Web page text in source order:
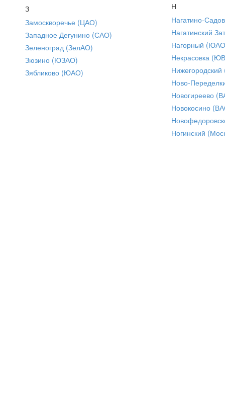
З
Замоскворечье (ЦАО)
Западное Дегунино (САО)
Зеленоград (ЗелАО)
Зюзино (ЮЗАО)
Зябликово (ЮАО)
Н
Нагатино-
Нагатинский
Нагорный
Некрасовка
Ново-
Новогиреево
Новокосино
Ногинский